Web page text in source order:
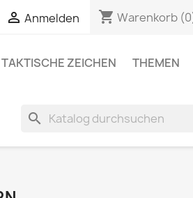
 Anmelden shopping_cart Warenkorb
TAKTISCHE ZEICHEN
THEMEN
search